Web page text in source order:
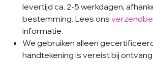
levertijd ca. 2-5 werkdagen,
bestemming. Lees ons
informatie.
We gebruiken alleen
handtekening is vereist bij